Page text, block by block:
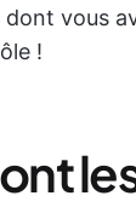
vous
!